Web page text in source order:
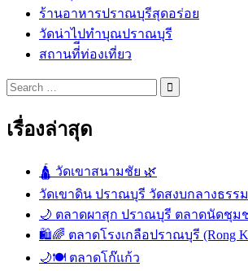
ร้านอาหารปราณบุรีสุดอร่อย
วัดน่าไปทำบุณปราณบุรี
สถานที่ีท่องเที่ยว
Search
for:
เรื่องล่าสุด
🛕 วัดเขาสนามชัย 🌿
วัดเขาดิน ปราณบุรี วัดสงบกลางธร
🌙 ตลาดผาสุก ปราณบุรี ตลาดนัดชุ
🛍️🌈 ตลาดโรงเกลือปราณบุรี (Rong
🌙🍽️ ตลาดโก๊แก้ว